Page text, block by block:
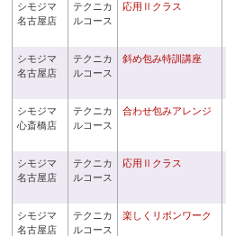
シモジマ
名古屋店
テクニカ
ルコース
応用Ⅱクラス
シモジマ
名古屋店
テクニカ
ルコース
斜め包み特訓講座
シモジマ
心斎橋店
テクニカ
ルコース
合わせ包みアレンジ
シモジマ
名古屋店
テクニカ
ルコース
応用Ⅱクラス
シモジマ
名古屋店
テクニカ
ルコース
楽しくリボンワーク